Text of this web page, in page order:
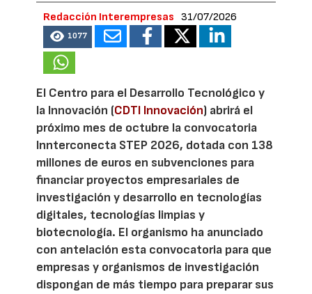
Redacción Interempresas 31/07/2026
1077
El Centro para el Desarrollo Tecnológico y
la Innovación (CDTI Innovación) abrirá el
próximo mes de octubre la convocatoria
Innterconecta STEP 2026, dotada con 138
millones de euros en subvenciones para
financiar proyectos empresariales de
investigación y desarrollo en tecnologías
digitales, tecnologías limpias y
biotecnología. El organismo ha anunciado
con antelación esta convocatoria para que
empresas y organismos de investigación
dispongan de más tiempo para preparar sus